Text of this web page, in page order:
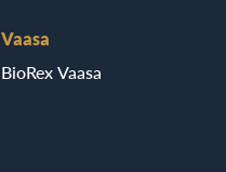
Vaasa
BioRex Vaasa